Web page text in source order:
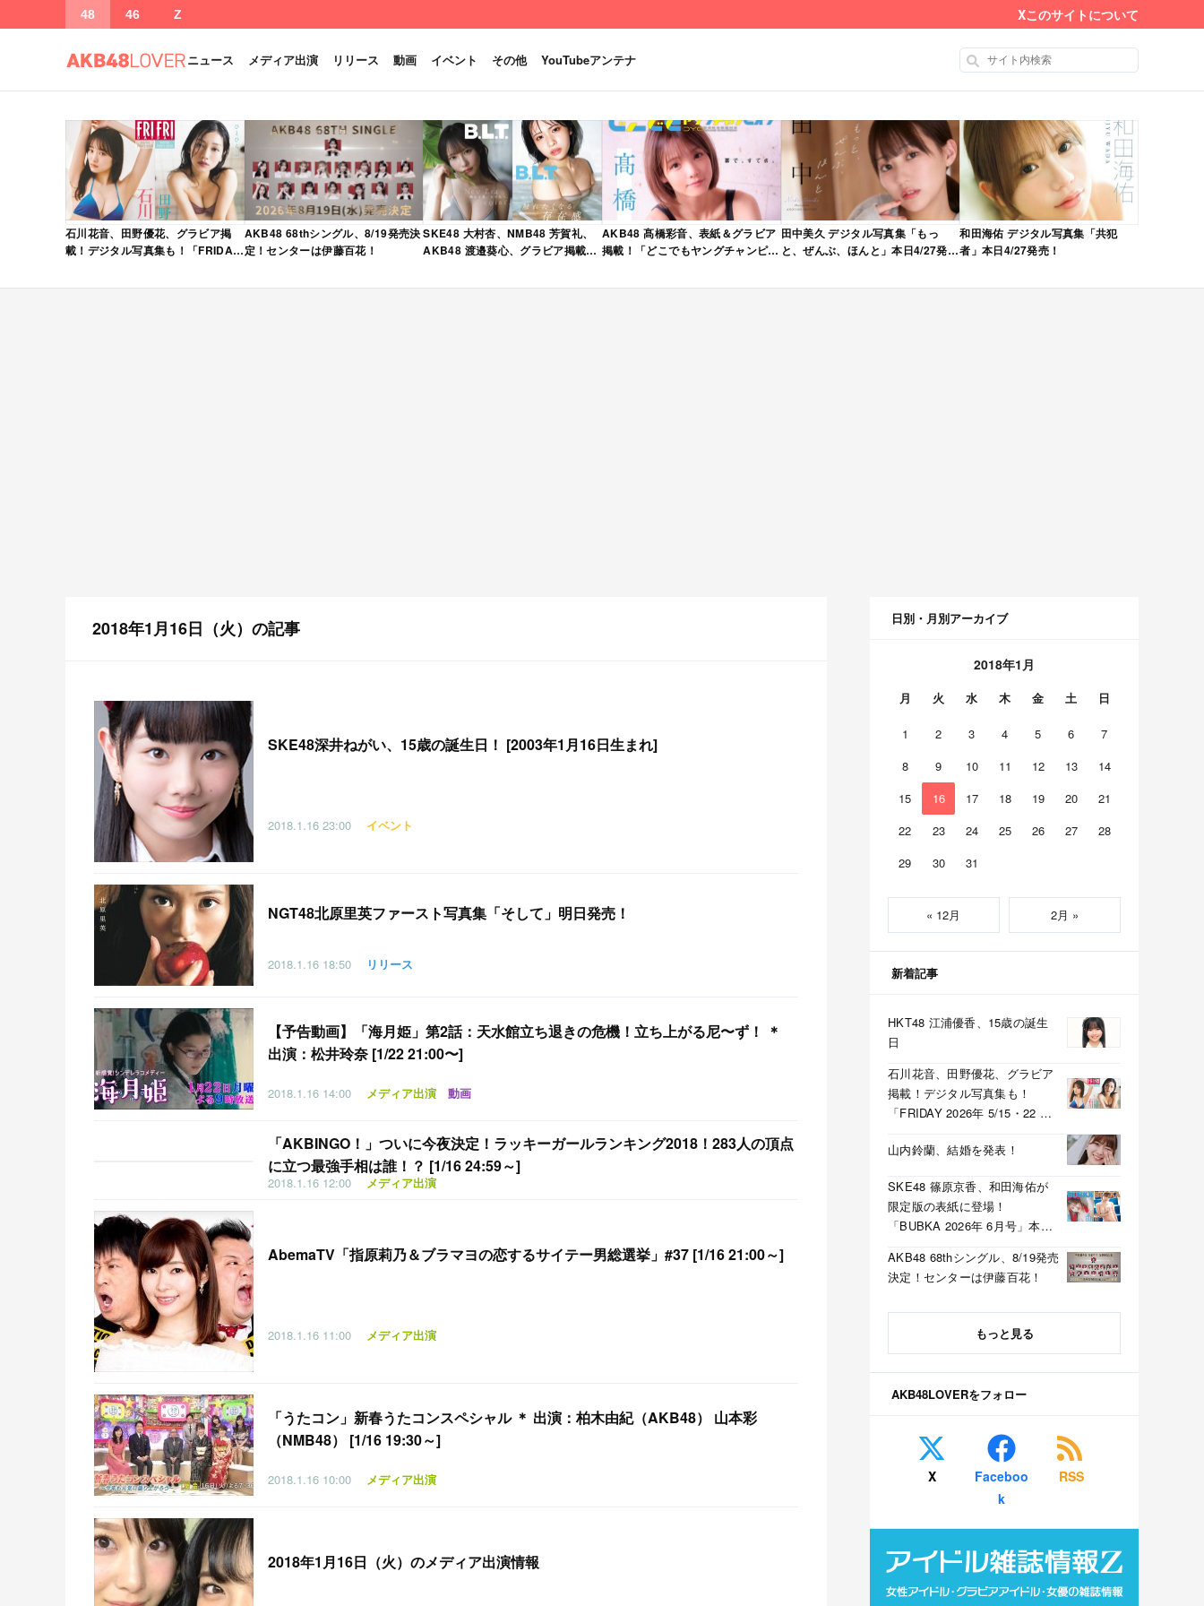
48 46 Z Xこのサイトについて
ニュース メディア出演 リリース 動画 イベント その他 YouTubeアンテナ
石川花音、田野優花、グラビア掲
載！デジタル写真集も！「FRIDAY
発売！
AKB48 68thシングル、8/19発売決
定！センターは伊藤百花！
SKE48 大村杏、NMB48 芳賀礼、
AKB48 渡邉葵心、グラビア掲載！
月号」本日4/28発売！
AKB48 髙橋彩音、表紙＆グラビア
掲載！「どこでもヤングチャンピオ
田中美久 デジタル写真集「もっ
と、ぜんぶ、ほんと」本日4/27発
和田海佑 デジタル写真集「共犯
者」本日4/27発売！
2018年1月16日（火）の記事
SKE48深井ねがい、15歳の誕生日！ [2003年1月16日生まれ]
2018.1.16 23:00 イベント
NGT48北原里英ファースト写真集「そして」明日発売！
2018.1.16 18:50 リリース
【予告動画】「海月姫」第2話：天水館立ち退きの危機！立ち上がる尼〜ず！ ＊
出演：松井玲奈 [1/22 21:00〜]
2018.1.16 14:00 メディア出演 動画
「AKBINGO！」ついに今夜決定！ラッキーガールランキング2018！283人の頂点
に立つ最強手相は誰！？ [1/16 24:59～]
2018.1.16 12:00 メディア出演
AbemaTV「指原莉乃＆ブラマヨの恋するサイテー男総選挙」#37 [1/16 21:00～]
2018.1.16 11:00 メディア出演
「うたコン」新春うたコンスペシャル ＊ 出演：柏木由紀（AKB48） 山本彩
（NMB48） [1/16 19:30～]
2018.1.16 10:00 メディア出演
2018年1月16日（火）のメディア出演情報
日別・月別アーカイブ
2018年1月
月 火 水 木 金 土 日
1 2 3 4 5 6
7
8
9 10 11 12 13
14
15
16 17 18 19 20
21
22
23 24 25 26 27
28
29
30 31
« 12月 2月 »
新着記事
HKT48 江浦優香、15歳の誕生
日
石川花音、田野優花、グラビア
掲載！デジタル写真集も！
「FRIDAY 2026年 5/15・22 合
山内鈴蘭、結婚を発表！
SKE48 篠原京香、和田海佑が
限定版の表紙に登場！
「BUBKA 2026年 6月号」本日
AKB48 68thシングル、8/19発売
決定！センターは伊藤百花！
もっと見る
AKB48LOVERをフォロー
X
Faceboo
k
RSS